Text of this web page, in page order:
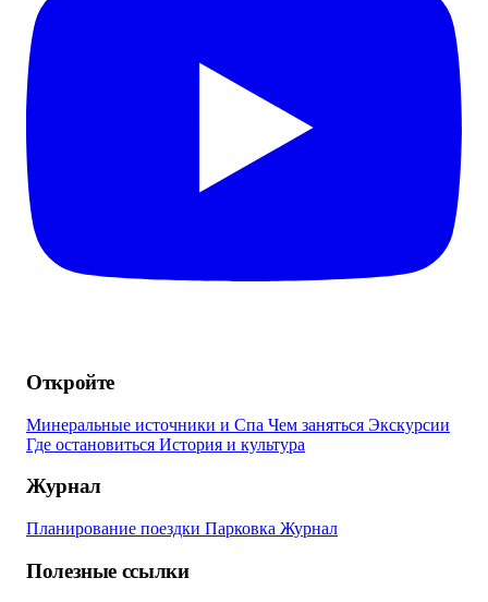
Откройте
Минеральные источники и Спа Чем заняться Экскурсии
Где остановиться История и культура
Журнал
Планирование поездки Парковка Журнал
Полезные ссылки